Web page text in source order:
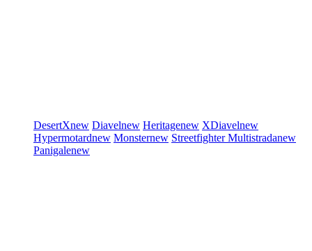
DesertXnew Diavelnew Heritagenew XDiavelnew
Hypermotardnew Monsternew StreetfighterMultistradanew
Panigalenew